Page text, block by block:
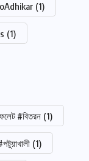
(1)
(1)
#বিতরন (1)
(1)